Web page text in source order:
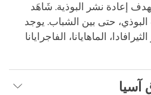
بهدف إعادة نشر البوذية. شَاهَد
البوذي، حتى بين الشباب. يوجد
الماهايانا، الفاجرايانا
آسيا